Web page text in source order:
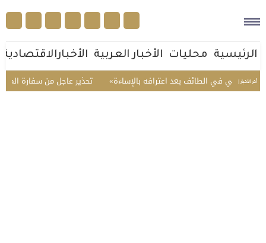
الرئيسية محليات الأخبار العربية الأخبارالاقتصادية
أخر الأخبار | تحذير عاجل من سفارة المملكة في في الطائف بعد اعترافه بالإساءة